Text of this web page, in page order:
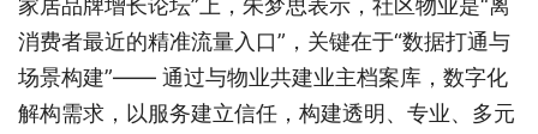
消费者最近的精准流量入口”，关键在于“数据打通与
场景构建”—— 通过与物业共建业主档案库，数字化
解构需求，以服务建立信任，构建透明、专业、多元